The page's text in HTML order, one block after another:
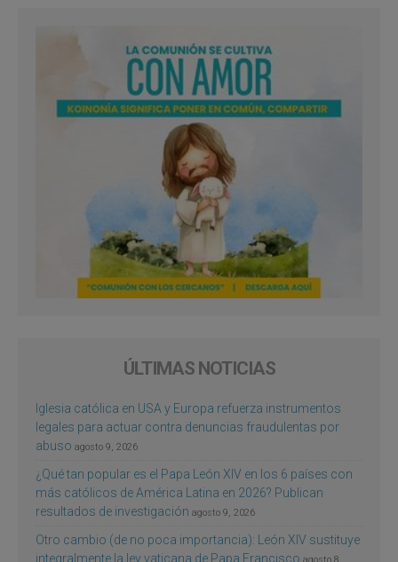
ÚLTIMAS NOTICIAS
Iglesia católica en USA y Europa refuerza instrumentos
legales para actuar contra denuncias fraudulentas por
abuso agosto 9, 2026
¿Qué tan popular es el Papa León XIV en los 6 países con
más católicos de América Latina en 2026? Publican
resultados de investigación agosto 9, 2026
Otro cambio (de no poca importancia): León XIV sustituye
integralmente la ley vaticana de Papa Francisco agosto 8,